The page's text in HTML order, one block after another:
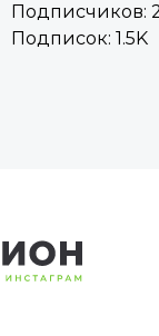
Подписчиков:
Подписок: 1.5K